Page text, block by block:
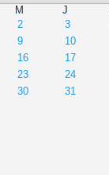
M J
2 3
9 10
16 17
23 24
30 31